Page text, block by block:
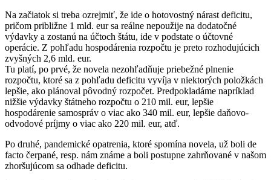
Na začiatok si treba ozrejmiť, že ide o hotovostný nárast deficitu,
pričom približne 1 mld. eur sa reálne nepoužije na dodatočné
výdavky a zostanú na účtoch štátu, ide v podstate o účtovné
operácie. Z pohľadu hospodárenia rozpočtu je preto rozhodujúcich
zvyšných 2,6 mld. eur.
Tu platí, po prvé, že novela nezohľadňuje priebežné plnenie
rozpočtu, ktoré sa z pohľadu deficitu vyvíja v niektorých položkách
lepšie, ako plánoval pôvodný rozpočet. Predpokladáme napríklad
nižšie výdavky štátneho rozpočtu o 210 mil. eur, lepšie
hospodárenie samospráv o viac ako 340 mil. eur, lepšie daňovo-
odvodové príjmy o viac ako 220 mil. eur, atď.
Po druhé, pandemické opatrenia, ktoré spomína novela, už boli de
facto čerpané, resp. nám známe a boli postupne zahrňované v našom
zhoršujúcom sa odhade deficitu.